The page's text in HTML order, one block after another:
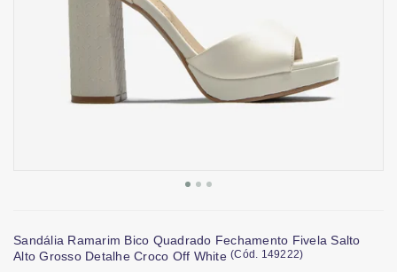
Sandália Ramarim Bico Quadrado Fechamento Fivela Salto
Alto Grosso Detalhe Croco Off White (Cód. 149222)